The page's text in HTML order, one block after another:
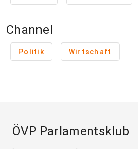
Channel
Politik Wirtschaft
ÖVP Parlamentsklub